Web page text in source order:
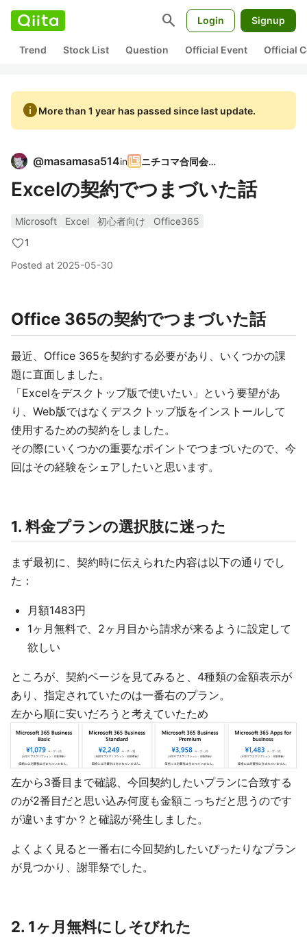
search Login Signup
Trend Stock List Question Official Event Official
infoMore than 1 year has passed since last update.
@masamasa514in ニチコマ合同会社
Excelの契約でつまづいた話
Microsoft Excel 初心者向け
Office365
1
Posted at 2025-05-30
Office 365の契約でつまづいた話
最近、Office 365を契約する必要があり、いくつかの課
題に直面しました。
「Excelをデスクトップ版で使いたい」という要望があ
り、Web版ではなくデスクトップ版をインストールして
使用するための契約をしました。
その際にいくつかの重要なポイントでつまづいたので、今
回はその経験をシェアしたいと思います。
1. 料金プランの選択肢に迷った
まず最初に、契約時に伝えられた内容は以下の通りでし
た：
月額1483円
1ヶ月無料で、2ヶ月目から請求が来るように設定して
欲しい
ところが、契約ページを見てみると、4種類の金額表示が
あり、指定されていたのは一番右のプラン。
左から順に安いだろうと考えていたため
左から3番目まで確認、今回契約したいプランに合致する
のが2番目だと思い込み何度も金額こっちだと思うのです
が違いますか？と確認が発生しました。
よくよく見ると一番右に今回契約したいぴったりなプラン
が見つかり、謝罪祭でした。
2. 1ヶ月無料にしそびれた